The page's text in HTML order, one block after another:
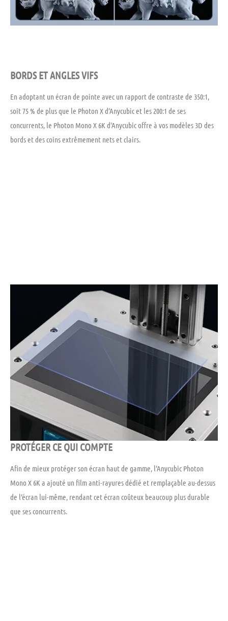
BORDS ET ANGLES VIFS
En adoptant un écran de pointe avec un rapport de contraste de 350:1,
soit 75 % de plus que le Photon X d’Anycubic et les 200:1 de ses
concurrents, le Photon Mono X 6K d’Anycubic offre à vos modèles 3D des
bords et des coins extrêmement nets et clairs.
PROTÉGER CE QUI COMPTE
Afin de mieux protéger son écran haut de gamme, l’Anycubic Photon
Mono X 6K a ajouté un film anti-rayures dédié et remplaçable au-dessus
de l’écran lui-même, rendant cet écran coûteux beaucoup plus durable
que ses concurrents.